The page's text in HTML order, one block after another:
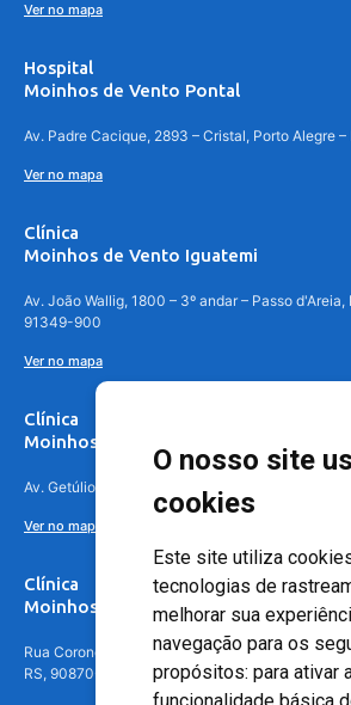
O nosso site
cookies
Este site utiliza
tecnologias de
melhorar sua
navegação para os
propósitos: para ativar
Ver no mapa
Hospital
Moinhos de Vento Pontal
Av. Padre Cacique, 2893 – Cristal, Porto Alegre
Ver no mapa
Clínica
Moinhos de Vento Iguatemi
Av. João Wallig, 1800 – 3º andar – Passo d'Areia,
91349-900
Ver no mapa
Clínica
Moinhos de Vento Canoas
Av. Getúlio Vargas, 4841 – Centro, Canoas – RS,
Ver no mapa
Clínica
Moinhos de Vento - Teresópolis
Rua Coronel Aparício Borges, 250 - 3º andar -
RS, 90870-016